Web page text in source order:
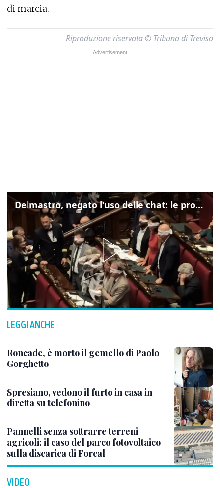
di marcia.
Riproduzione riservata © Tribuna di Treviso
Delmastro, negato l'uso delle chat: le proteste di Avs e M5s
LEGGI ANCHE
Roncade, è morto il gemello di Paolo
Gorghetto
Spresiano, vedono il furto in casa in
diretta su telefonino
Pannelli senza sottrarre terreni
agricoli: il caso del parco fotovoltaico
sulla discarica di Forcal
VIDEO